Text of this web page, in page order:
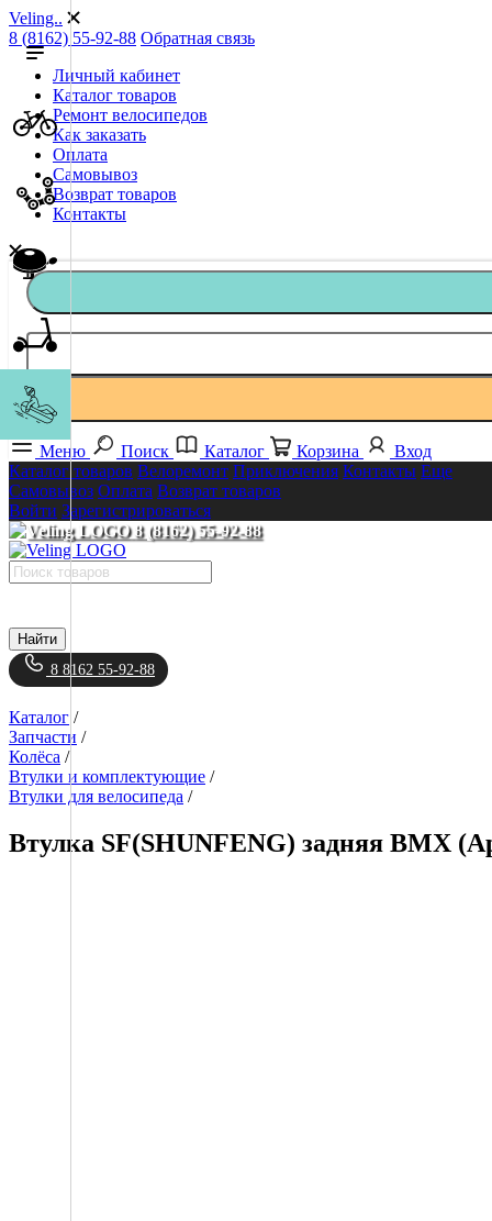
Veling..
8 (8162) 55-92-88 Обратная связь
Личный кабинет
Каталог товаров
Ремонт велосипедов
Как заказать
Оплата
Самовывоз
Возврат товаров
Контакты
Меню Поиск Каталог Корзина
Вход
Каталог товаров Велоремонт Приключения Контакты Еще
Самовывоз Оплата Возврат товаров
Войти Зарегистрироваться
8 (8162) 55-92-88
Найти
8 8162 55-92-88
Каталог /
Запчасти /
Колёса /
Втулки и комплектующие /
Втулки для велосипеда /
Втулка SF(SHUNFENG) задняя BMX